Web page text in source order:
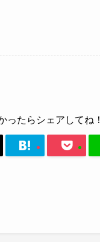
ったらシェアしてね！